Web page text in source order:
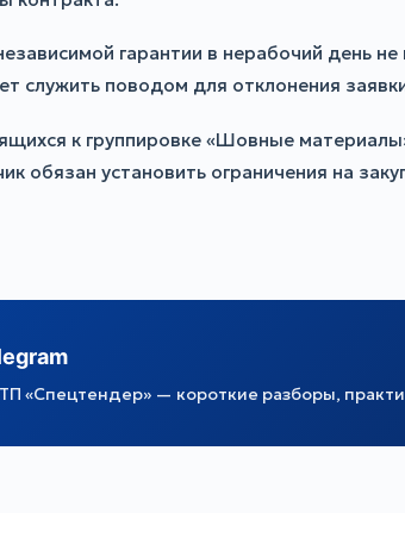
гарантии в нерабочий день
служить поводом для отклонения
к группировке «Шовные
обязан установить ограничения на
«Спецтендер» — короткие разборы,